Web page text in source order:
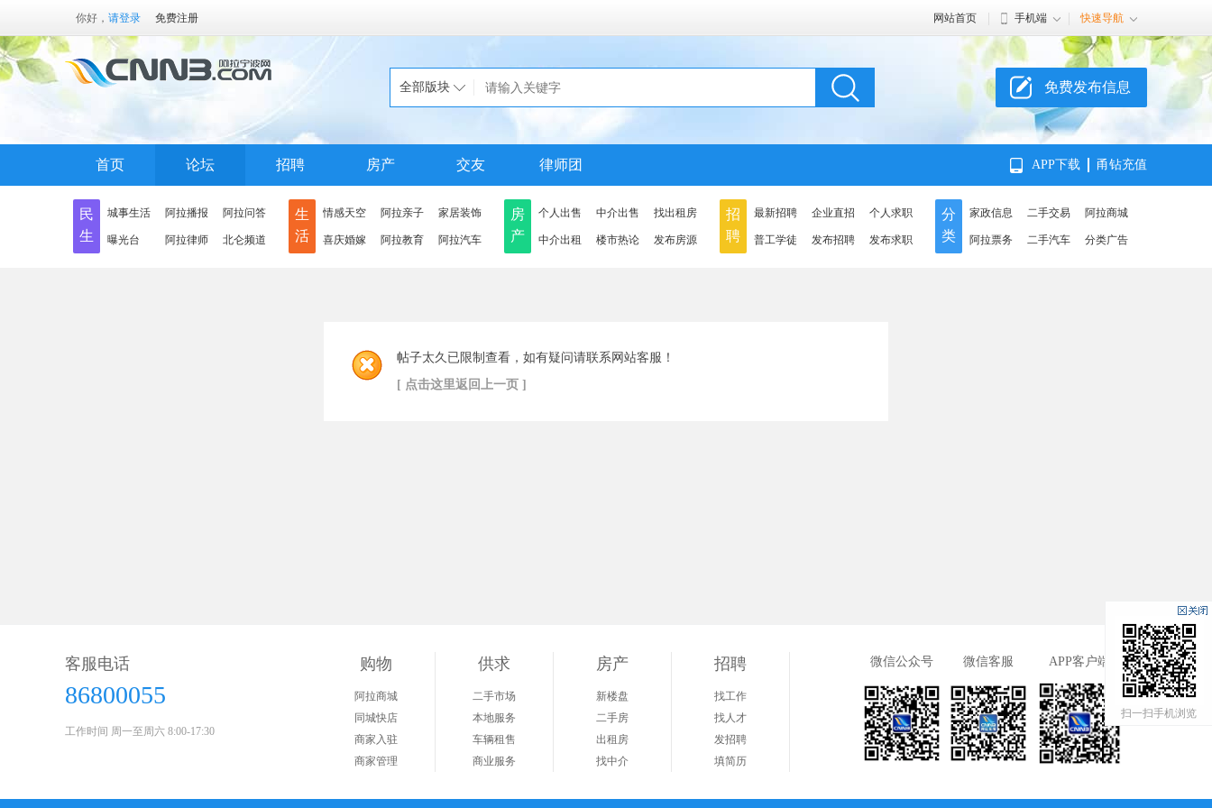
你好， 请登录 免费注册 网站首页 手机端 快速导航
全部版块 免费发布信息
首页 论坛 招聘 房产 交友 律师团 APP下载 甬钻充值
民
生
城事生活 阿拉播报 阿拉问答
曝光台 阿拉律师 北仑频道
生
活
情感天空 阿拉亲子 家居装饰
喜庆婚嫁 阿拉教育 阿拉汽车
房
产
个人出售 中介出售 找出租房
中介出租 楼市热论 发布房源
招
聘
最新招聘 企业直招 个人求职
普工学徒 发布招聘 发布求职
分
类
家政信息 二手交易 阿拉商城
阿拉票务 二手汽车 分类广告
帖子太久已限制查看，如有疑问请联系网站客服！
[ 点击这里返回上一页 ]
扫一扫手机浏览
客服电话
86800055
工作时间 周一至周六 8:00-17:30
购物
阿拉商城
同城快店
商家入驻
商家管理
供求
二手市场
本地服务
车辆租售
商业服务
房产
新楼盘
二手房
出租房
找中介
招聘
找工作
找人才
发招聘
填简历
微信公众号 微信客服 APP客户端